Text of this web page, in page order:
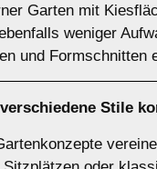
Garten mit
weniger
und Formschnitten
Stile